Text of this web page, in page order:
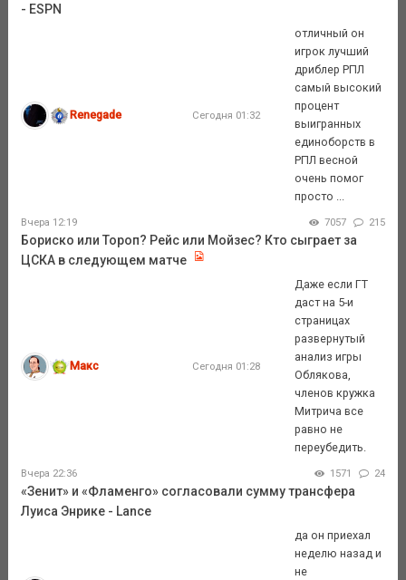
- ESPN
Renegade Сегодня 01:32
отличный он
игрок лучший
дриблер РПЛ
самый высокий
процент
выигранных
единоборств в
РПЛ весной
очень помог
просто ...
Вчера 12:19 7057 215
Бориско или Тороп? Рейс или Мойзес? Кто сыграет за
ЦСКА в следующем матче
Макс Сегодня 01:28
Даже если ГТ
даст на 5-и
страницах
развернутый
анализ игры
Облякова,
членов кружка
Митрича все
равно не
переубедить.
Вчера 22:36 1571 24
«Зенит» и «Фламенго» согласовали сумму трансфера
Луиса Энрике - Lance
да он приехал
неделю назад и
не